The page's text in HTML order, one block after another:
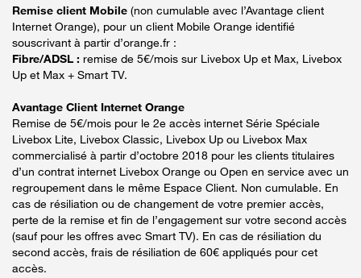
Remise client Mobile (non cumulable avec l’Avantage client
Internet Orange), pour un client Mobile Orange identifié
souscrivant à partir d’orange.fr :
Fibre/ADSL : remise de 5€/mois sur Livebox Up et Max, Livebox
Up et Max + Smart TV.
Avantage Client Internet Orange
Remise de 5€/mois pour le 2e accès internet Série Spéciale
Livebox Lite, Livebox Classic, Livebox Up ou Livebox Max
commercialisé à partir d’octobre 2018 pour les clients titulaires
d’un contrat internet Livebox Orange ou Open en service avec un
regroupement dans le même Espace Client. Non cumulable. En
cas de résiliation ou de changement de votre premier accès,
perte de la remise et fin de l’engagement sur votre second accès
(sauf pour les offres avec Smart TV). En cas de résiliation du
second accès, frais de résiliation de 60€ appliqués pour cet
accès.